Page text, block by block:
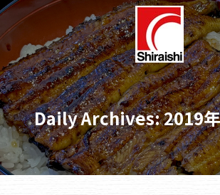
Daily Archives:2019